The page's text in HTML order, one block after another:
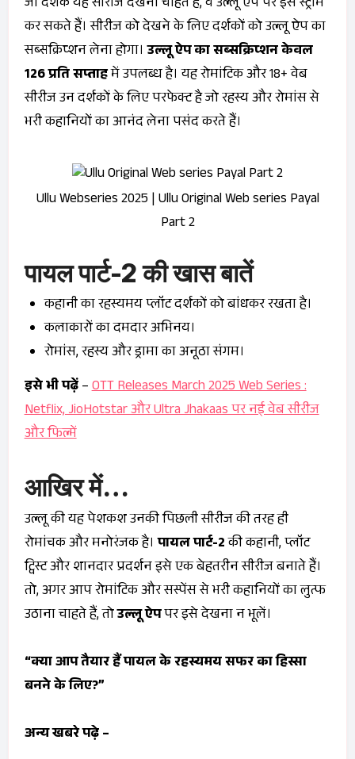
जो दर्शक यह सीरीज देखना चाहते हैं, वे उल्लू ऐप पर इसे स्ट्रीम
कर सकते हैं। सीरीज को देखने के लिए दर्शकों को उल्लू ऐप का
सब्सक्रिप्शन लेना होगा।उल्लू ऐप का सब्सक्रिप्शन केवल
₹126 प्रति सप्ताहमें उपलब्ध है। यह रोमांटिक और 18+ वेब
सीरीज उन दर्शकों के लिए परफेक्ट है जो रहस्य और रोमांस से
भरी कहानियों का आनंद लेना पसंद करते हैं।
Ullu Webseries 2025 | Ullu Original Web series Payal
Part 2
पायल पार्ट-2 की खास बातें
कहानी का रहस्यमय प्लॉट दर्शकों को बांधकर रखता है।
कलाकारों का दमदार अभिनय।
रोमांस, रहस्य और ड्रामा का अनूठा संगम।
इसे भी पढ़ें–OTT Releases March 2025 Web Series :
Netflix, JioHotstar और Ultra Jhakaas पर नई वेब सीरीज
और फिल्में
आखिर में…
उल्लू की यह पेशकश उनकी पिछली सीरीज की तरह ही
रोमांचक और मनोरंजक है।पायल पार्ट-2की कहानी, प्लॉट
ट्विस्ट और शानदार प्रदर्शन इसे एक बेहतरीन सीरीज बनाते हैं।
तो, अगर आप रोमांटिक और सस्पेंस से भरी कहानियों का लुत्फ
उठाना चाहते हैं, तोउल्लू ऐपपर इसे देखना न भूलें।
“क्या आप तैयार हैं पायल के रहस्यमय सफर का हिस्सा
बनने के लिए?”
अन्य खबरे पढ़े –